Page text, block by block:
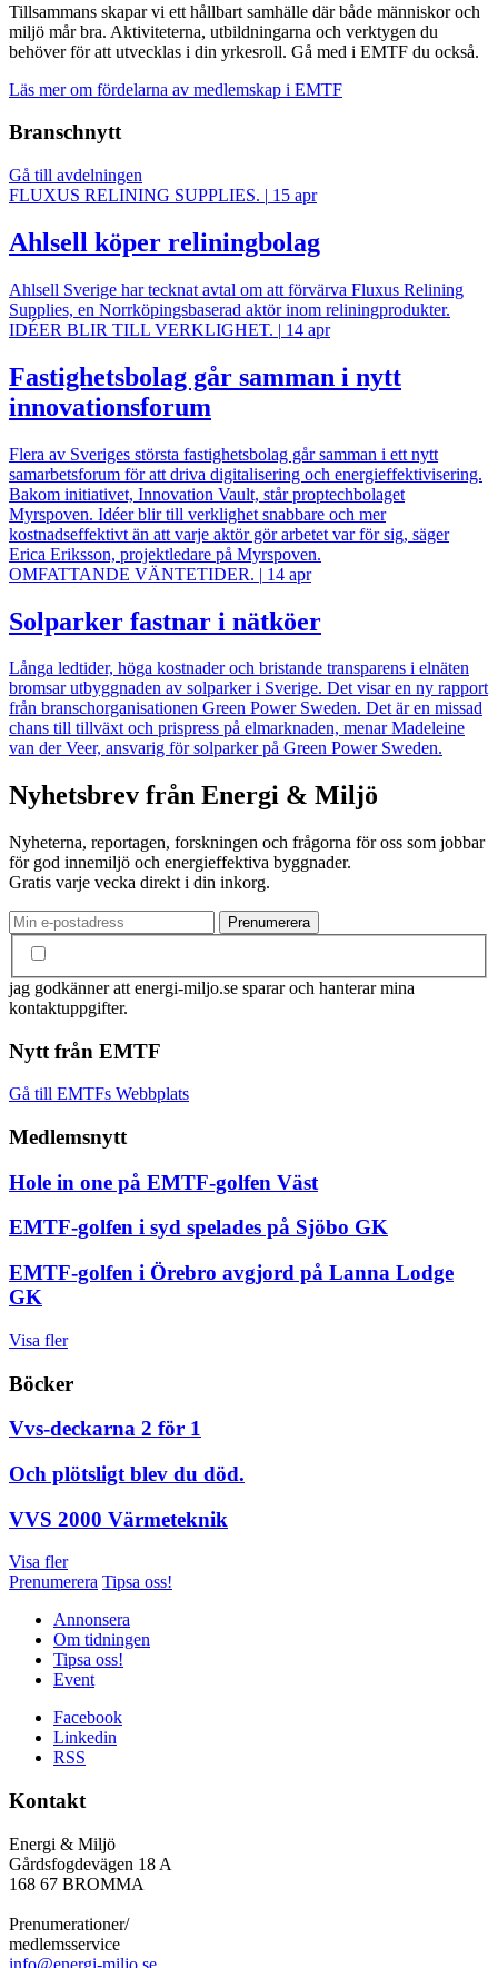
Tillsammans skapar vi ett hållbart samhälle där både människor och
miljö mår bra. Aktiviteterna, utbildningarna och verktygen du
behöver för att utvecklas i din yrkesroll. Gå med i EMTF du också.
Läs mer om fördelarna av medlemskap i EMTF
Branschnytt
Gå till avdelningen
FLUXUS RELINING SUPPLIES. | 15 apr
Ahlsell köper reliningbolag
Ahlsell Sverige har tecknat avtal om att förvärva Fluxus Relining
Supplies, en Norrköpingsbaserad aktör inom reliningprodukter.
IDÉER BLIR TILL VERKLIGHET. | 14 apr
Fastighetsbolag går samman i nytt
innovationsforum
Flera av Sveriges största fastighetsbolag går samman i ett nytt
samarbetsforum för att driva digitalisering och energieffektivisering.
Bakom initiativet, Innovation Vault, står proptechbolaget
Myrspoven. Idéer blir till verklighet snabbare och mer
kostnadseffektivt än att varje aktör gör arbetet var för sig, säger
Erica Eriksson, projektledare på Myrspoven.
OMFATTANDE VÄNTETIDER. | 14 apr
Solparker fastnar i nätköer
Långa ledtider, höga kostnader och bristande transparens i elnäten
bromsar utbyggnaden av solparker i Sverige. Det visar en ny rapport
från branschorganisationen Green Power Sweden. Det är en missad
chans till tillväxt och prispress på elmarknaden, menar Madeleine
van der Veer, ansvarig för solparker på Green Power Sweden.
Nyhetsbrev från Energi & Miljö
Nyheterna, reportagen, forskningen och frågorna för oss som jobbar
för god innemiljö och energieffektiva byggnader.
Gratis varje vecka direkt i din inkorg.
jag godkänner att energi-miljo.se sparar och hanterar mina
kontaktuppgifter.
Nytt från EMTF
Gå till EMTFs Webbplats
Medlemsnytt
Hole in one på EMTF-golfen Väst
EMTF-golfen i syd spelades på Sjöbo GK
EMTF-golfen i Örebro avgjord på Lanna Lodge
GK
Visa fler
Böcker
Vvs-deckarna 2 för 1
Och plötsligt blev du död.
VVS 2000 Värmeteknik
Visa fler
Prenumerera Tipsa oss!
Annonsera
Om tidningen
Tipsa oss!
Event
Facebook
Linkedin
RSS
Kontakt
Energi & Miljö
Gårdsfogdevägen 18 A
168 67 BROMMA
Prenumerationer/
medlemsservice
info@energi-miljo.se